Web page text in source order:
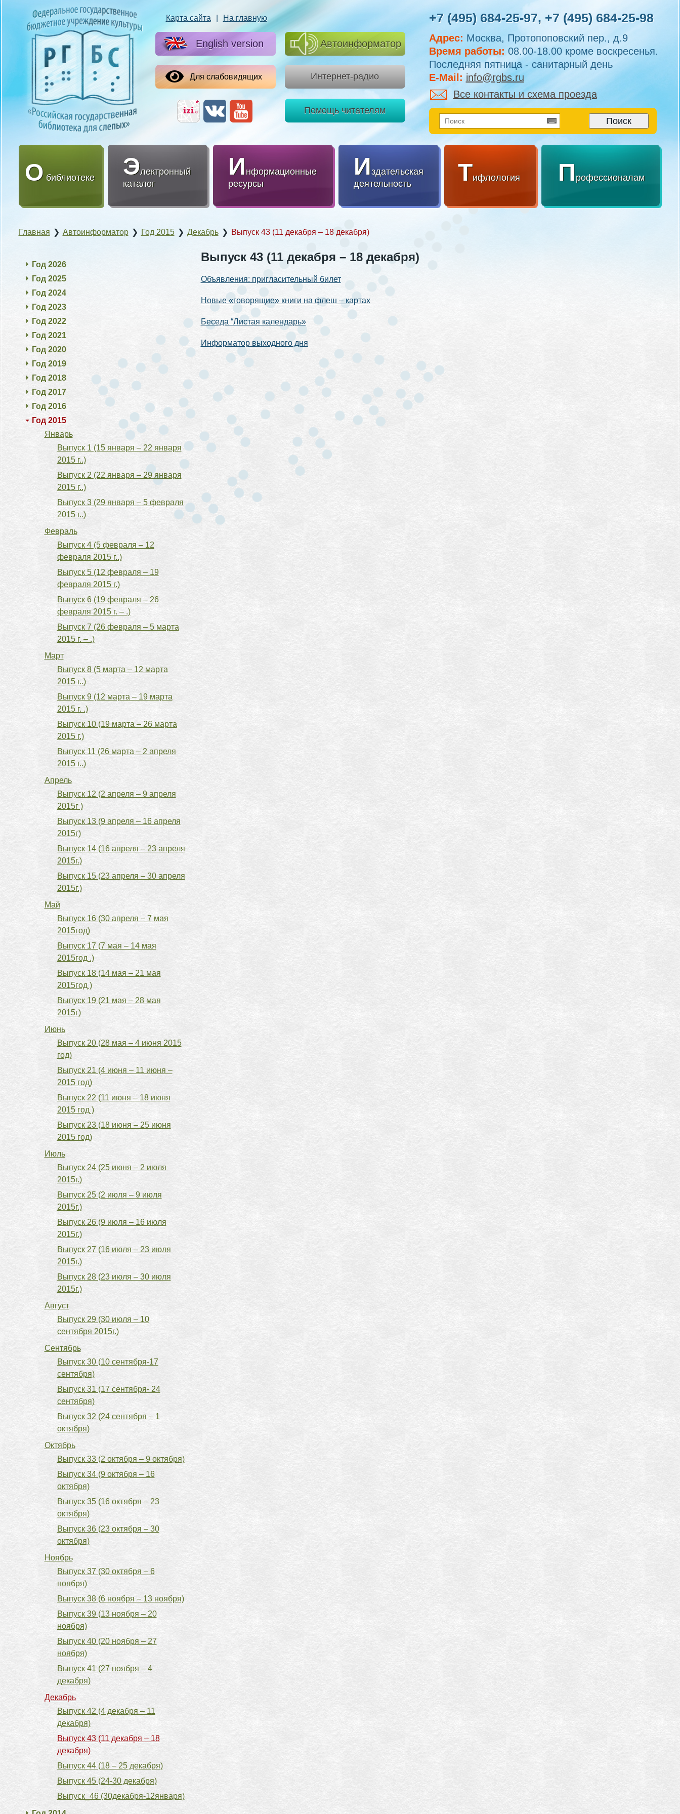
Карта сайта На главную
English version
Для слабовидящих
Автоинформатор
Интернет-радио
Помощь читателям
+7 (495) 684-25-97, +7 (495) 684-25-98
Адрес: Москва, Протопоповский пер., д.9
Время работы: 08.00-18.00 кроме воскресенья.
Последняя пятница - санитарный день
E-Mail: info@rgbs.ru
Все контакты и схема проезда
О библиотеке Электронный
каталог
Информационные
ресурсы
Издательская
деятельность
Тифлология Профессионалам
Главная ❯ Автоинформатор ❯ Год 2015 ❯ Декабрь ❯ Выпуск 43 (11 декабря – 18 декабря)
Выпуск 43 (11 декабря – 18 декабря)
Объявления: пригласительный билет
Новые «говорящие» книги на флеш – картах
Беседа “Листая календарь»
Информатор выходного дня
Год 2026
Год 2025
Год 2024
Год 2023
Год 2022
Год 2021
Год 2020
Год 2019
Год 2018
Год 2017
Год 2016
Год 2015
Январь
Выпуск 1 (15 января – 22 января
2015 г..)
Выпуск 2 (22 января – 29 января
2015 г..)
Выпуск 3 (29 января – 5 февраля
2015 г..)
Февраль
Выпуск 4 (5 февраля – 12
февраля 2015 г..)
Выпуск 5 (12 февраля – 19
февраля 2015 г.)
Выпуск 6 (19 февраля – 26
февраля 2015 г. – .)
Выпуск 7 (26 февраля – 5 марта
2015 г. – .)
Март
Выпуск 8 (5 марта – 12 марта
2015 г..)
Выпуск 9 (12 марта – 19 марта
2015 г. .)
Выпуск 10 (19 марта – 26 марта
2015 г.)
Выпуск 11 (26 марта – 2 апреля
2015 г..)
Апрель
Выпуск 12 (2 апреля – 9 апреля
2015г )
Выпуск 13 (9 апреля – 16 апреля
2015г)
Выпуск 14 (16 апреля – 23 апреля
2015г.)
Выпуск 15 (23 апреля – 30 апреля
2015г.)
Май
Выпуск 16 (30 апреля – 7 мая
2015год)
Выпуск 17 (7 мая – 14 мая
2015год .)
Выпуск 18 (14 мая – 21 мая
2015год )
Выпуск 19 (21 мая – 28 мая
2015г)
Июнь
Выпуск 20 (28 мая – 4 июня 2015
год)
Выпуск 21 (4 июня – 11 июня –
2015 год)
Выпуск 22 (11 июня – 18 июня
2015 год )
Выпуск 23 (18 июня – 25 июня
2015 год)
Июль
Выпуск 24 (25 июня – 2 июля
2015г.)
Выпуск 25 (2 июля – 9 июля
2015г.)
Выпуск 26 (9 июля – 16 июля
2015г.)
Выпуск 27 (16 июля – 23 июля
2015г.)
Выпуск 28 (23 июля – 30 июля
2015г.)
Август
Выпуск 29 (30 июля – 10
сентября 2015г.)
Сентябрь
Выпуск 30 (10 сентября-17
сентября)
Выпуск 31 (17 сентября- 24
сентября)
Выпуск 32 (24 сентября – 1
октября)
Октябрь
Выпуск 33 (2 октября – 9 октября)
Выпуск 34 (9 октября – 16
октября)
Выпуск 35 (16 октября – 23
октября)
Выпуск 36 (23 октября – 30
октября)
Ноябрь
Выпуск 37 (30 октября – 6
ноября)
Выпуск 38 (6 ноября – 13 ноября)
Выпуск 39 (13 ноября – 20
ноября)
Выпуск 40 (20 ноября – 27
ноября)
Выпуск 41 (27 ноября – 4
декабря)
Декабрь
Выпуск 42 (4 декабря – 11
декабря)
Выпуск 43 (11 декабря – 18
декабря)
Выпуск 44 (18 – 25 декабря)
Выпуск 45 (24-30 декабря)
Выпуск_46 (30декабря-12января)